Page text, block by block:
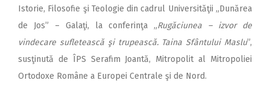
Istorie, Filosofie şi Teologie din cadrul Universităţii „Dunărea
de Jos” – Galaţi, la conferinţa „Rugăciunea – izvor de
vindecare sufletească şi trupească. Taina Sfântului Maslu”,
susţinută de ÎPS Serafim Joantă, Mitropolit al Mitropoliei
Ortodoxe Române a Europei Centrale şi de Nord.